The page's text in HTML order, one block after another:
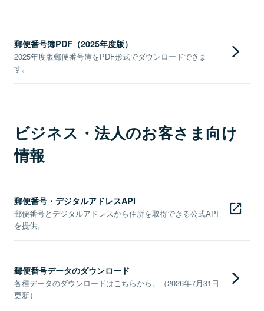
郵便番号簿PDF（2025年度版）
2025年度版郵便番号簿をPDF形式でダウンロードできま
す。
ビジネス・法人のお客さま向け
情報
郵便番号・デジタルアドレスAPI
郵便番号とデジタルアドレスから住所を取得できる公式API
を提供。
郵便番号データのダウンロード
各種データのダウンロードはこちらから。（2026年7月31日
更新）